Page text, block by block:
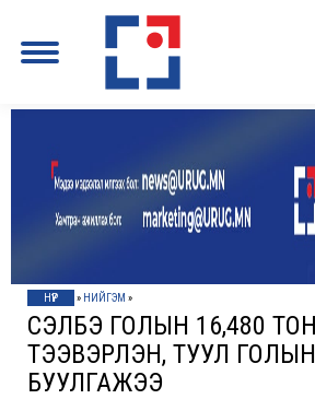
НҮҮР » НИЙГЭМ »
СЭЛБЭ ГОЛЫН 16,480
ТЭЭВЭРЛЭН, ТУУЛ
БУУЛГАЖЭЭ